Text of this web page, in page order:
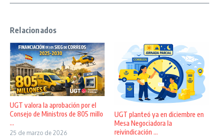
Relacionados
UGT valora la aprobación por el
Consejo de Ministros de 805 millo
...
25 de marzo de 2026
UGT planteó ya en diciembre en
Mesa Negociadora la
reivindicación ...